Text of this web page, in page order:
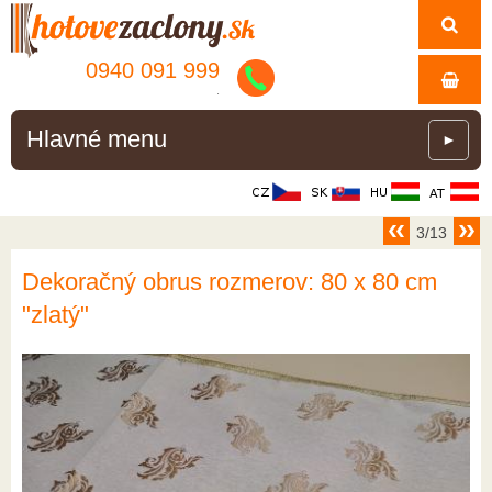
0940 091 999
Hlavné menu ►
3/13
Dekoračný obrus rozmerov: 80 x 80 cm
"zlatý"